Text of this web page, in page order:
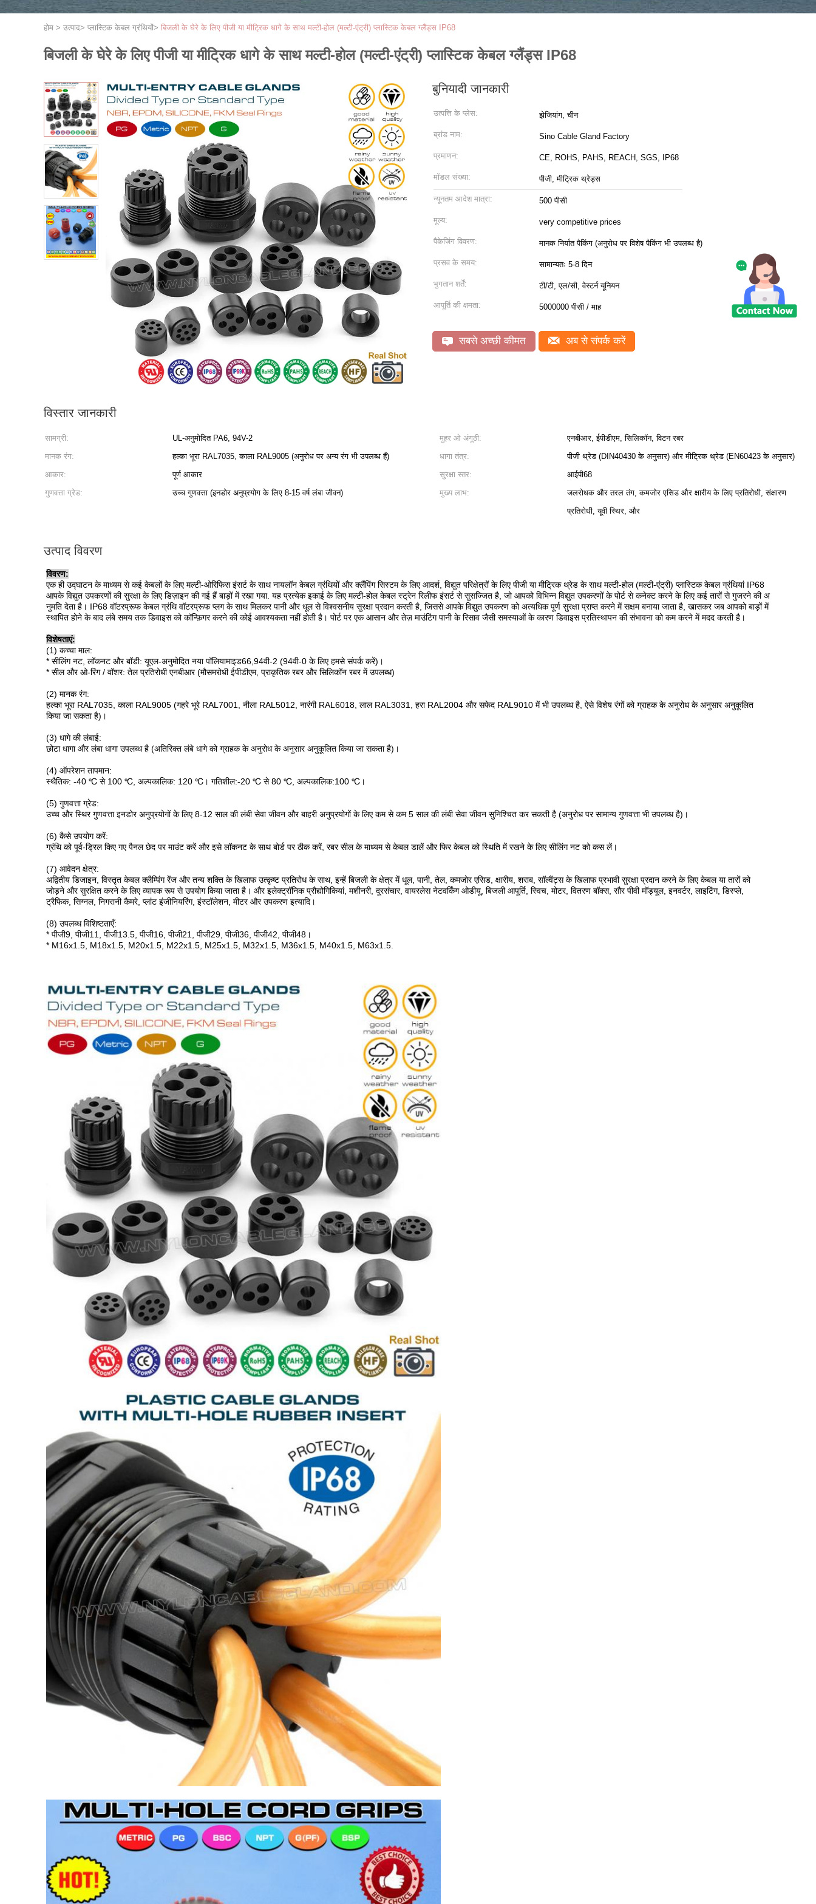
होम > उत्पाद> प्लास्टिक केबल ग्रंथियों> बिजली के घेरे के लिए पीजी या मीट्रिक धागे के साथ मल्टी-होल (मल्टी-एंट्री) प्लास्टिक केबल ग्लैंड्स IP68
बिजली के घेरे के लिए पीजी या मीट्रिक धागे के साथ मल्टी-होल (मल्टी-एंट्री) प्लास्टिक केबल ग्लैंड्स IP68
बुनियादी जानकारी
उत्पत्ति के प्लेस: झेजियांग, चीन
ब्रांड नाम: Sino Cable Gland Factory
प्रमाणन: CE, ROHS, PAHS, REACH, SGS, IP68
मॉडल संख्या: पीजी, मीट्रिक थ्रेड्स
न्यूनतम आदेश मात्रा: 500 पीसी
मूल्य: very competitive prices
पैकेजिंग विवरण: मानक निर्यात पैकिंग (अनुरोध पर विशेष पैकिंग भी उपलब्ध है)
प्रसव के समय: सामान्यतः 5-8 दिन
भुगतान शर्तें: टी/टी, एल/सी, वेस्टर्न यूनियन
आपूर्ति की क्षमता: 5000000 पीसी / माह
सबसे अच्छी कीमत अब से संपर्क करें
विस्तार जानकारी
सामग्री: UL-अनुमोदित PA6, 94V-2 मुहर ओ अंगूठी:
एनबीआर, ईपीडीएम, सिलिकॉन, विटन रबर
मानक रंग:
हल्का भूरा RAL7035, काला RAL9005 (अनुरोध पर अन्य रंग भी उपलब्ध हैं) धागा तंत्र:
पीजी थ्रेड (DIN40430 के अनुसार) और मीट्रिक थ्रेड (EN60423 के अनुसार)
आकार:
पूर्ण आकार सुरक्षा स्तर:
आईपी68
गुणवत्ता ग्रेड:
उच्च गुणवत्ता (इनडोर अनुप्रयोग के लिए 8-15 वर्ष लंबा जीवन) मुख्य लाभ:
जलरोधक और तरल तंग, कमजोर एसिड और क्षारीय के लिए प्रतिरोधी, संक्षारण
प्रतिरोधी, यूवी स्थिर, और
उत्पाद विवरण
विवरण:
एक ही उद्घाटन के माध्यम से कई केबलों के लिए मल्टी-ओरिफिस इंसर्ट के साथ नायलॉन केबल ग्रंथियों और क्लैंपिंग सिस्टम के लिए आदर्श, विद्युत परिक्षेत्रों के लिए पीजी या मीट्रिक थ्रेड के साथ मल्टी-होल (मल्टी-एंट्री) प्लास्टिक केबल ग्रंथियां IP68
आपके विद्युत उपकरणों की सुरक्षा के लिए डिज़ाइन की गई हैं बाड़ों में रखा गया. यह प्रत्येक इकाई के लिए मल्टी-होल केबल स्ट्रेन रिलीफ इंसर्ट से सुसज्जित है, जो आपको विभिन्न विद्युत उपकरणों के पोर्ट से कनेक्ट करने के लिए कई तारों से गुजरने की अ
नुमति देता है। IP68 वॉटरप्रूफ केबल ग्रंथि वॉटरप्रूफ प्लग के साथ मिलकर पानी और धूल से विश्वसनीय सुरक्षा प्रदान करती है, जिससे आपके विद्युत उपकरण को अत्यधिक पूर्ण सुरक्षा प्राप्त करने में सक्षम बनाया जाता है, खासकर जब आपको बाड़ों में
स्थापित होने के बाद लंबे समय तक डिवाइस को कॉन्फ़िगर करने की कोई आवश्यकता नहीं होती है। पोर्ट पर एक आसान और तेज़ माउंटिंग पानी के रिसाव जैसी समस्याओं के कारण डिवाइस प्रतिस्थापन की संभावना को कम करने में मदद करती है।
विशेषताएं:
(1) कच्चा माल:
* सीलिंग नट, लॉकनट और बॉडी: यूएल-अनुमोदित नया पॉलियामाइड66,94वी-2 (94वी-0 के लिए हमसे संपर्क करें)।
* सील और ओ-रिंग / वॉशर: तेल प्रतिरोधी एनबीआर (मौसमरोधी ईपीडीएम, प्राकृतिक रबर और सिलिकॉन रबर में उपलब्ध)
(2) मानक रंग:
हल्का भूरा RAL7035, काला RAL9005 (गहरे भूरे RAL7001, नीला RAL5012, नारंगी RAL6018, लाल RAL3031, हरा RAL2004 और सफेद RAL9010 में भी उपलब्ध है, ऐसे विशेष रंगों को ग्राहक के अनुरोध के अनुसार अनुकूलित
किया जा सकता है)।
(3) धागे की लंबाई:
छोटा धागा और लंबा धागा उपलब्ध है (अतिरिक्त लंबे धागे को ग्राहक के अनुरोध के अनुसार अनुकूलित किया जा सकता है)।
(4) ऑपरेशन तापमान:
स्थैतिक: -40 ℃ से 100 ℃, अल्पकालिक: 120 ℃। गतिशील:-20 ℃ से 80 ℃, अल्पकालिक:100 ℃।
(5) गुणवत्ता ग्रेड:
उच्च और स्थिर गुणवत्ता इनडोर अनुप्रयोगों के लिए 8-12 साल की लंबी सेवा जीवन और बाहरी अनुप्रयोगों के लिए कम से कम 5 साल की लंबी सेवा जीवन सुनिश्चित कर सकती है (अनुरोध पर सामान्य गुणवत्ता भी उपलब्ध है)।
(6) कैसे उपयोग करें:
ग्रंथि को पूर्व-ड्रिल किए गए पैनल छेद पर माउंट करें और इसे लॉकनट के साथ बोर्ड पर ठीक करें, रबर सील के माध्यम से केबल डालें और फिर केबल को स्थिति में रखने के लिए सीलिंग नट को कस लें।
(7) आवेदन क्षेत्र:
अद्वितीय डिजाइन, विस्तृत केबल क्लैम्पिंग रेंज और तन्य शक्ति के खिलाफ उत्कृष्ट प्रतिरोध के साथ, इन्हें बिजली के क्षेत्र में धूल, पानी, तेल, कमजोर एसिड, क्षारीय, शराब, सॉल्वैंट्स के खिलाफ प्रभावी सुरक्षा प्रदान करने के लिए केबल या तारों को
जोड़ने और सुरक्षित करने के लिए व्यापक रूप से उपयोग किया जाता है। और इलेक्ट्रॉनिक प्रौद्योगिकियां, मशीनरी, दूरसंचार, वायरलेस नेटवर्किंग ओडीयू, बिजली आपूर्ति, स्विच, मोटर, वितरण बॉक्स, सौर पीवी मॉड्यूल, इनवर्टर, लाइटिंग, डिस्प्ले,
ट्रैफिक, सिग्नल, निगरानी कैमरे, प्लांट इंजीनियरिंग, इंस्टॉलेशन, मीटर और उपकरण इत्यादि।
(8) उपलब्ध विशिष्टताएँ:
* पीजी9, पीजी11, पीजी13.5, पीजी16, पीजी21, पीजी29, पीजी36, पीजी42, पीजी48।
* M16x1.5, M18x1.5, M20x1.5, M22x1.5, M25x1.5, M32x1.5, M36x1.5, M40x1.5, M63x1.5.